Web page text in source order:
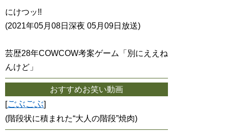
にけつッ!!
(2021年05月08日深夜 05月09日放送)
芸歴28年COWCOW考案ゲーム「別にええね
んけど」
おすすめお笑い動画
[ごぶごぶ]
(階段状に積まれた“大人の階段”焼肉)